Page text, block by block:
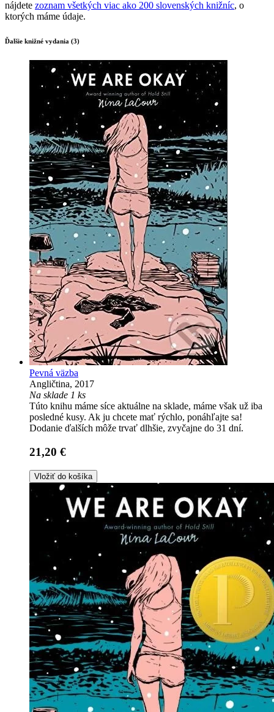
nájdete zoznam všetkých viac ako 200 slovenských knižníc, o
ktorých máme údaje.
Ďalšie knižné vydania (3)
Pevná väzba
Angličtina, 2017
Na sklade 1 ks
Túto knihu máme síce aktuálne na sklade, máme však už iba
posledné kusy. Ak ju chcete mať rýchlo, ponáhľajte sa!
Dodanie ďalších môže trvať dlhšie, zvyčajne do 31 dní.
21,20 €
Vložiť do košíka